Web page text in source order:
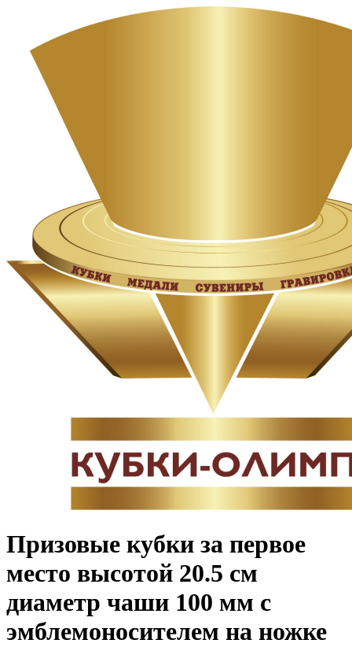
Призовые кубки за первое
место высотой 20.5 см
диаметр чаши 100 мм с
эмблемоносителем на ножке